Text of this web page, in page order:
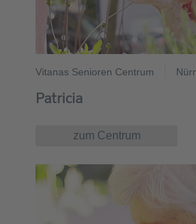
Vitanas Senioren Centrum
Patricia
zum Centrum